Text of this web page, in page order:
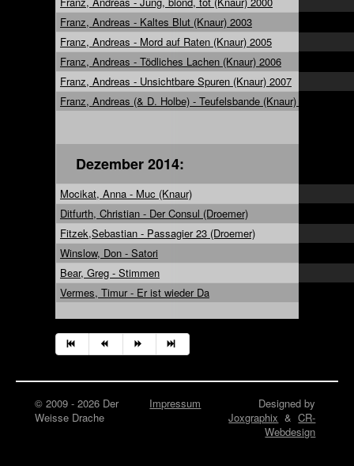
Franz, Andreas - Kaltes Blut (Knaur) 2003
Franz, Andreas - Mord auf Raten (Knaur) 2005
Franz, Andreas - Tödliches Lachen (Knaur) 2006
Franz, Andreas - Unsichtbare Spuren (Knaur) 2007
Franz, Andreas (& D. Holbe) - Teufelsbande (Knaur) 2013
Dezember 2014:
Mocikat, Anna - Muc (Knaur)
Ditfurth, Christian - Der Consul (Droemer)
Fitzek,Sebastian - Passagier 23 (Droemer)
Winslow, Don - Satori
Bear, Greg - Stimmen
Vermes, Timur - Er ist wieder Da
© 2009 - 2026 Der
Weisse Drache
Impressum
Designed by
Joxgraphix &CR-
Webdesign